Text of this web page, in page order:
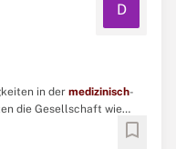
D
in der medizinisch-
die Gesellschaft wie
bookmark